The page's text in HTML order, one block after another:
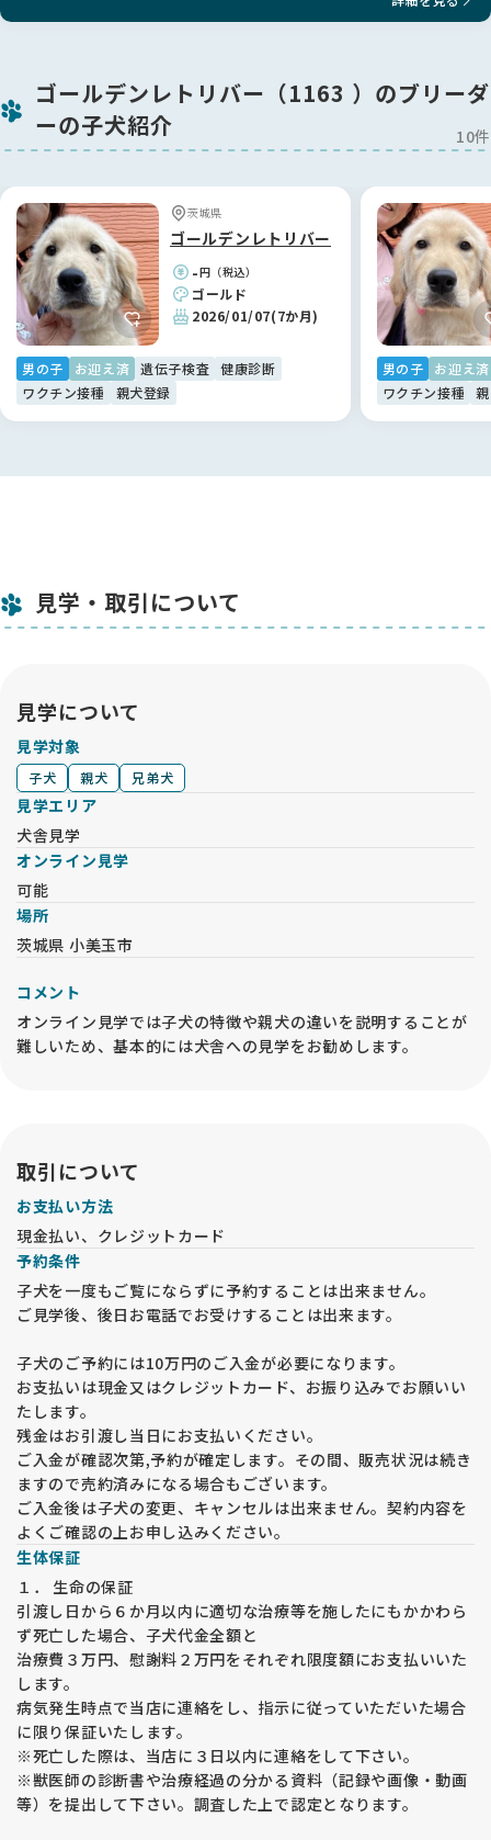
全性を確認しながら、できる限り次の世代が健康であるように
いただけることが、私にとって一番の喜びです。✨
🐾子犬たちの育て方
子犬たちは、お母さんの愛情をたっぷり受けながら穏やかな環
お母さん犬がストレスなく子育てが出来る環境を用意し、適切
にな時期から人との関りをもって家庭犬としての資質を育てて
いきます。
毎日優しく声をかけ、包むように撫でながら、人が大好きで優
しい性格の子に育つよう愛情をかけています。
特に頭をなでられても怖がらないように触れられること、ケー
ジで落ち着いて眠れること、呼んだら来ることなど、
新しい生活にスムーズに慣れていけるよう、生活習慣や性格面
に配慮しながら育てています。
🌸6か月の生命保証
少しでも安心してお迎えいただけるよう、保証期間を長く設け
楽しんでいただけるようサポートしています。
初めて大型犬を飼われる方も、分からないことがあればいつで
も電話・メール・LINEでお気軽にご相談いただけます。
ゴールデンレトリバーをまだ飼ったことがない方も
「どんなワンちゃんなのかな？」
「どんなブリーダーなのかな？」
そんな気持ちで見に来ていただくだけでも大丈夫です。🐾
見学だけでも大丈夫ですので、お気軽にいらしてください。
子犬たちと一緒にお待ちしております。🐕✨
素敵なご縁がありますことを楽しみにしています。🌷
📌ご見学について
火〜金：13:30
土日：10:30 / 13:30
月曜休み
ご協力をお願いいたします。
📢お問い合わせの際のお願い
毛色の濃さや体格などは感じ方に個人差がありますので、でき
大型犬を初めて飼われる方は、子犬をお迎えする前に犬舎や成
犬の見学をおすすめしています。
ゴールデンレトリバー（1163 ）のブリーダ
ーの子犬紹介
10件
茨城県
ゴールデンレトリバー
-円（税込）
ゴールド
2026/01/07(7か月)
男の子 お迎え済 遺伝子検査
健康診断
ワクチン接種
親犬登録
男の子
お迎え済
ワクチン接種
見学・取引について
見学について
見学対象
子犬 親犬 兄弟犬
見学エリア
犬舎見学
オンライン見学
可能
場所
茨城県 小美玉市
コメント
オンライン見学では子犬の特徴や親犬の違いを説明することが
難しいため、基本的には犬舎への見学をお勧めします。
取引について
お支払い方法
現金払い、クレジットカード
予約条件
子犬を一度もご覧にならずに予約することは出来ません。
ご見学後、後日お電話でお受けすることは出来ます。
子犬のご予約には10万円のご入金が必要になります。
お支払いは現金又はクレジットカード、お振り込みでお願いい
たします。
残金はお引渡し当日にお支払いください。
ご入金が確認次第,予約が確定します。その間、販売状況は続き
ますので売約済みになる場合もございます。
ご入金後は子犬の変更、キャンセルは出来ません。契約内容を
よくご確認の上お申し込みください。
生体保証
１． 生命の保証
引渡し日から６か月以内に適切な治療等を施したにもかかわら
ず死亡した場合、子犬代金全額と
治療費３万円、慰謝料２万円をそれぞれ限度額にお支払いいた
します。
病気発生時点で当店に連絡をし、指示に従っていただいた場合
に限り保証いたします。
※死亡した際は、当店に３日以内に連絡をして下さい。
※獣医師の診断書や治療経過の分かる資料（記録や画像・動画
等）を提出して下さい。調査した上で認定となります。